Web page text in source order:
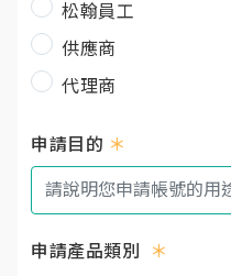
松翰員工
供應商
代理商
申請目的 ＊
申請產品類別 ＊